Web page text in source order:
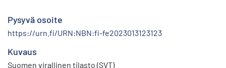
Pysyvä osoite
https://urn.fi/URN:NBN:fi-fe2023013123123
Kuvaus
Suomen virallinen tilasto (SVT)